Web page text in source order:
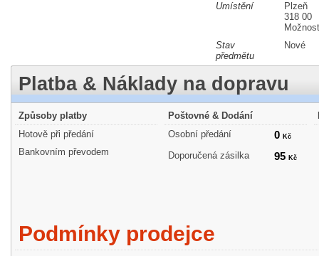
Umístění
Plzeň
318 00
Stav
předmětu
Nové
Platba & Náklady na dopravu
Způsoby platby
Hotově při předání
Bankovním převodem
Poštovné & Dodání
Osobní předání
0 Kč
Doporučená zásilka 95 Kč
Podmínky prodejce